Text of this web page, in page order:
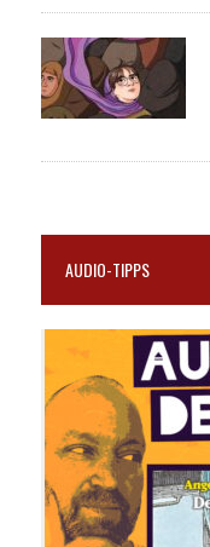
AUDIO-TIPPS